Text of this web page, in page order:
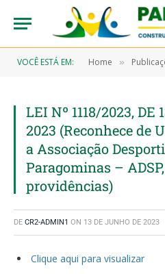
VOCÊ ESTÁ EM: Home »
LEI Nº 1118/2023, DE
2023 (Reconhece de
a Associação
Paragominas –
providências)
DE CR2-ADMIN1 ON 13 DE JUNHO DE 2023
Clique aqui para visualizar